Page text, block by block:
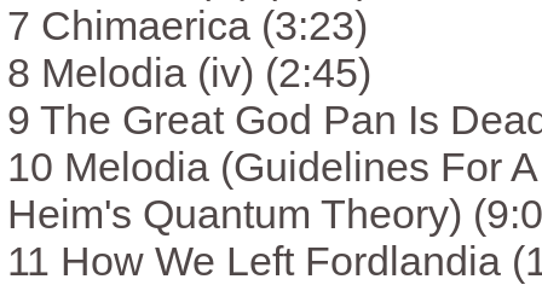
7 Chimaerica (3:23)
8 Melodia (iv) (2:45)
9 The Great God Pan Is
10 Melodia (Guidelines For
Heim's Quantum Theory)
11 How We Left Fordlandia